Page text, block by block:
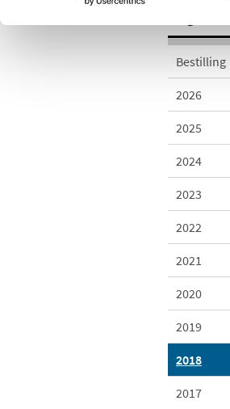
Bestilling
2026
2025
2024
2023
2022
2021
2020
2019
2018
2017